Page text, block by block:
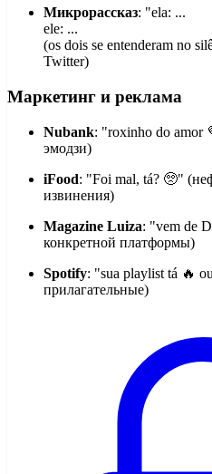
Микрорассказ: "ela: ...
ele: ...
(os dois se entenderam no
Twitter)
Маркетинг и реклама
Nubank: "roxinho do amor
эмодзи)
iFood: "Foi mal, tá? 🥺"
извинения)
Magazine Luiza: "vem de
конкретной платформы)
Spotify: "sua playlist tá 🔥
прилагательные)